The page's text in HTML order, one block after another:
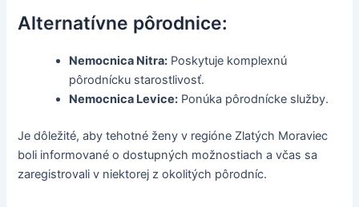
Alternatívne pôrodnice:
Nemocnica Nitra: Poskytuje komplexnú
pôrodnícku starostlivosť.
Nemocnica Levice: Ponúka pôrodnícke služby.
Je dôležité, aby tehotné ženy v regióne Zlatých Moraviec
boli informované o dostupných možnostiach a včas sa
zaregistrovali v niektorej z okolitých pôrodníc.